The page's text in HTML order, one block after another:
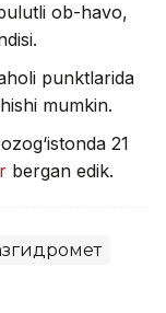
ob-havo,
punktlarida
mumkin.
21
bergan edik.